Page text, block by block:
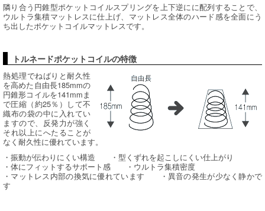
隣り合う円錐型ポケットコイルスプリングを上下逆にに配列することで、
ウルトラ集積マットレスに仕上げ、マットレス全体のハード感を全面にう
ち出したポケットコイルマットレスです。
トルネードポケットコイルの特徴
熱処理でねばりと耐久性
を高めた自由長185mmの
円錐形コイルを141mmま
で圧縮（約25％）して不
織布の袋の中に入れてい
ますので、反発力が強く
それ以上にへたることが
なく耐久性に優れています。
・振動が伝わりにくい構造 ・型くずれを起こしにくい仕上がり
・体にフィットするサポート感 ・ウルトラ集積密度
・マットレス内部の換気に優れています ・異音の発生が少なく静かで
す